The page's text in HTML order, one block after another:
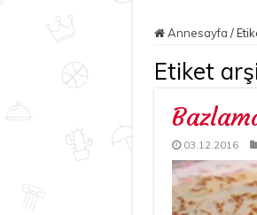
Annesayfa /
Etiket
03.12.2016